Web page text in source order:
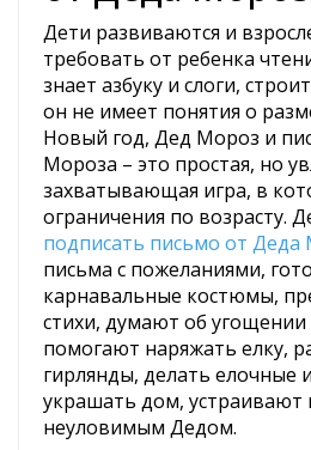
Дети развиваются и
требовать от ребенка
знает азбуку и слоги,
он не имеет понятия о
Новый год, Дед Мороз и
Мороза – это простая, но
захватывающая игра, в
ограничения по возрасту.
подписать письмо от Деда
письма с пожеланиями,
карнавальные костюмы,
стихи, думают об
помогают наряжать елку,
гирлянды, делать елочные
украшать дом, устраивают
неуловимым Дедом.